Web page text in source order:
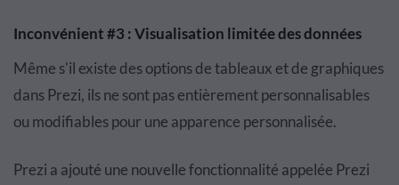
Inconvénient #3 : Visualisation limitée des données
Même s'il existe des options de tableaux et de graphiques
dans Prezi, ils ne sont pas entièrement personnalisables
ou modifiables pour une apparence personnalisée.
Prezi a ajouté une nouvelle fonctionnalité appelée Prezi